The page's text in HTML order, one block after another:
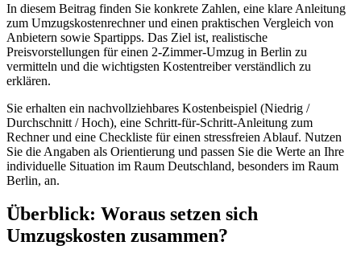
In diesem Beitrag finden Sie konkrete Zahlen, eine klare Anleitung
zum Umzugskostenrechner und einen praktischen Vergleich von
Anbietern sowie Spartipps. Das Ziel ist, realistische
Preisvorstellungen für einen 2‑Zimmer‑Umzug in Berlin zu
vermitteln und die wichtigsten Kostentreiber verständlich zu
erklären.
Sie erhalten ein nachvollziehbares Kostenbeispiel (Niedrig /
Durchschnitt / Hoch), eine Schritt‑für‑Schritt‑Anleitung zum
Rechner und eine Checkliste für einen stressfreien Ablauf. Nutzen
Sie die Angaben als Orientierung und passen Sie die Werte an Ihre
individuelle Situation im Raum Deutschland, besonders im Raum
Berlin, an.
Überblick: Woraus setzen sich
Umzugskosten zusammen?